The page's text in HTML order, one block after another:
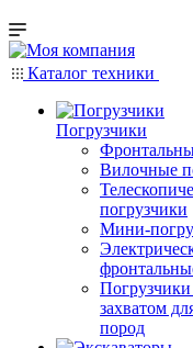
Каталог техники
Погрузчики
Вилочные
погрузчики
Мини-
захватом
пород